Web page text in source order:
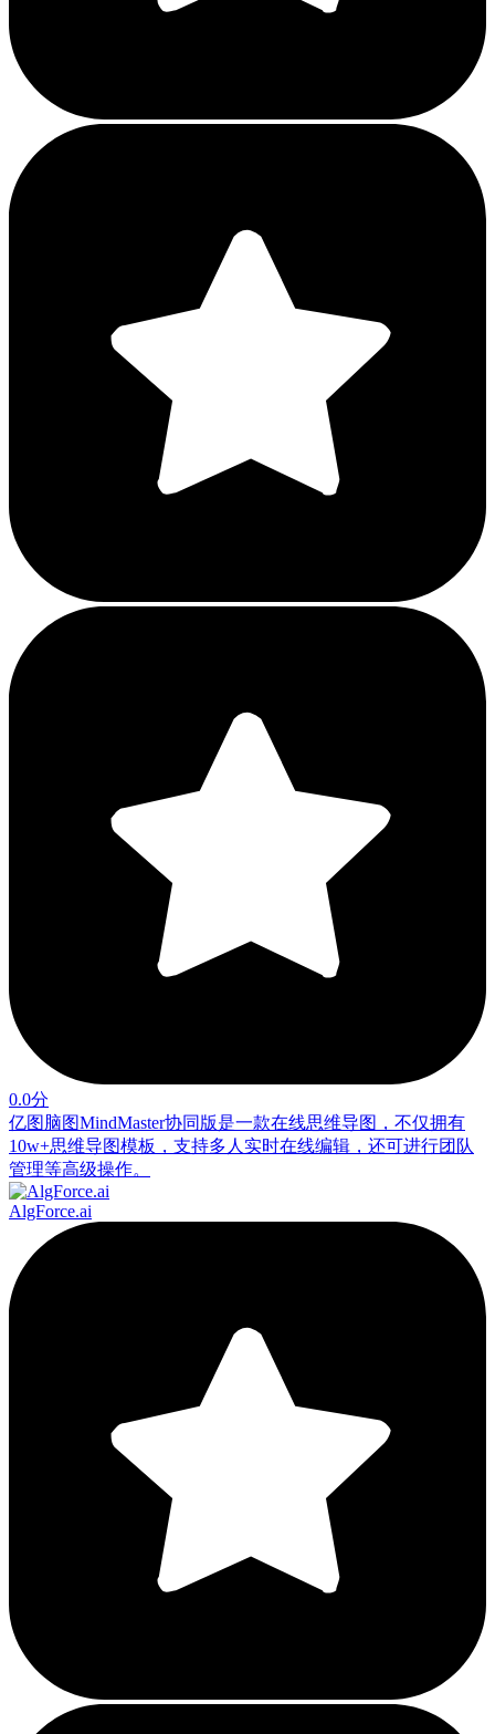
0.0分
亿图脑图MindMaster协同版是一款在线思维导图，不仅拥有
10w+思维导图模板，支持多人实时在线编辑，还可进行团队
管理等高级操作。
AlgForce.ai